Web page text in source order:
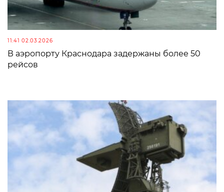
11:41 02.03.2026
В аэропорту Краснодара задержаны более 50
рейсов